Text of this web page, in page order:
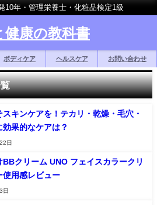
10年・管理栄養士・化粧品検定1級
健康の教科書
ボディケア ヘルスケア お問い合わせ
スキンケアを！テカリ・乾燥・毛穴・
効果的なケアは？
日
BBクリーム UNO フェイスカラークリ
使用感レビュー
日